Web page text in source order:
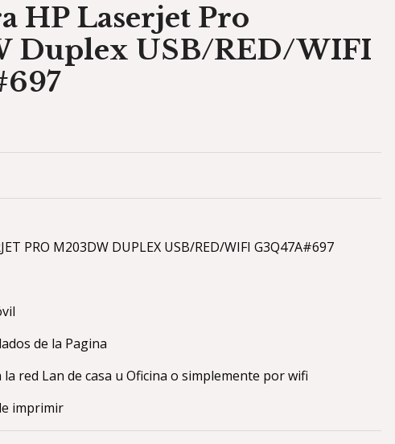
HP Laserjet Pro
Duplex USB/RED/WIFI
PRO M203DW DUPLEX USB/RED/WIFI G3Q47A#697
de la Pagina
la red Lan de casa u Oficina o simplemente por wifi
imprimir